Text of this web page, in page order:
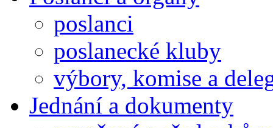
poslanci
poslanecké kluby
výbory, komise a
Jednání a dokumenty